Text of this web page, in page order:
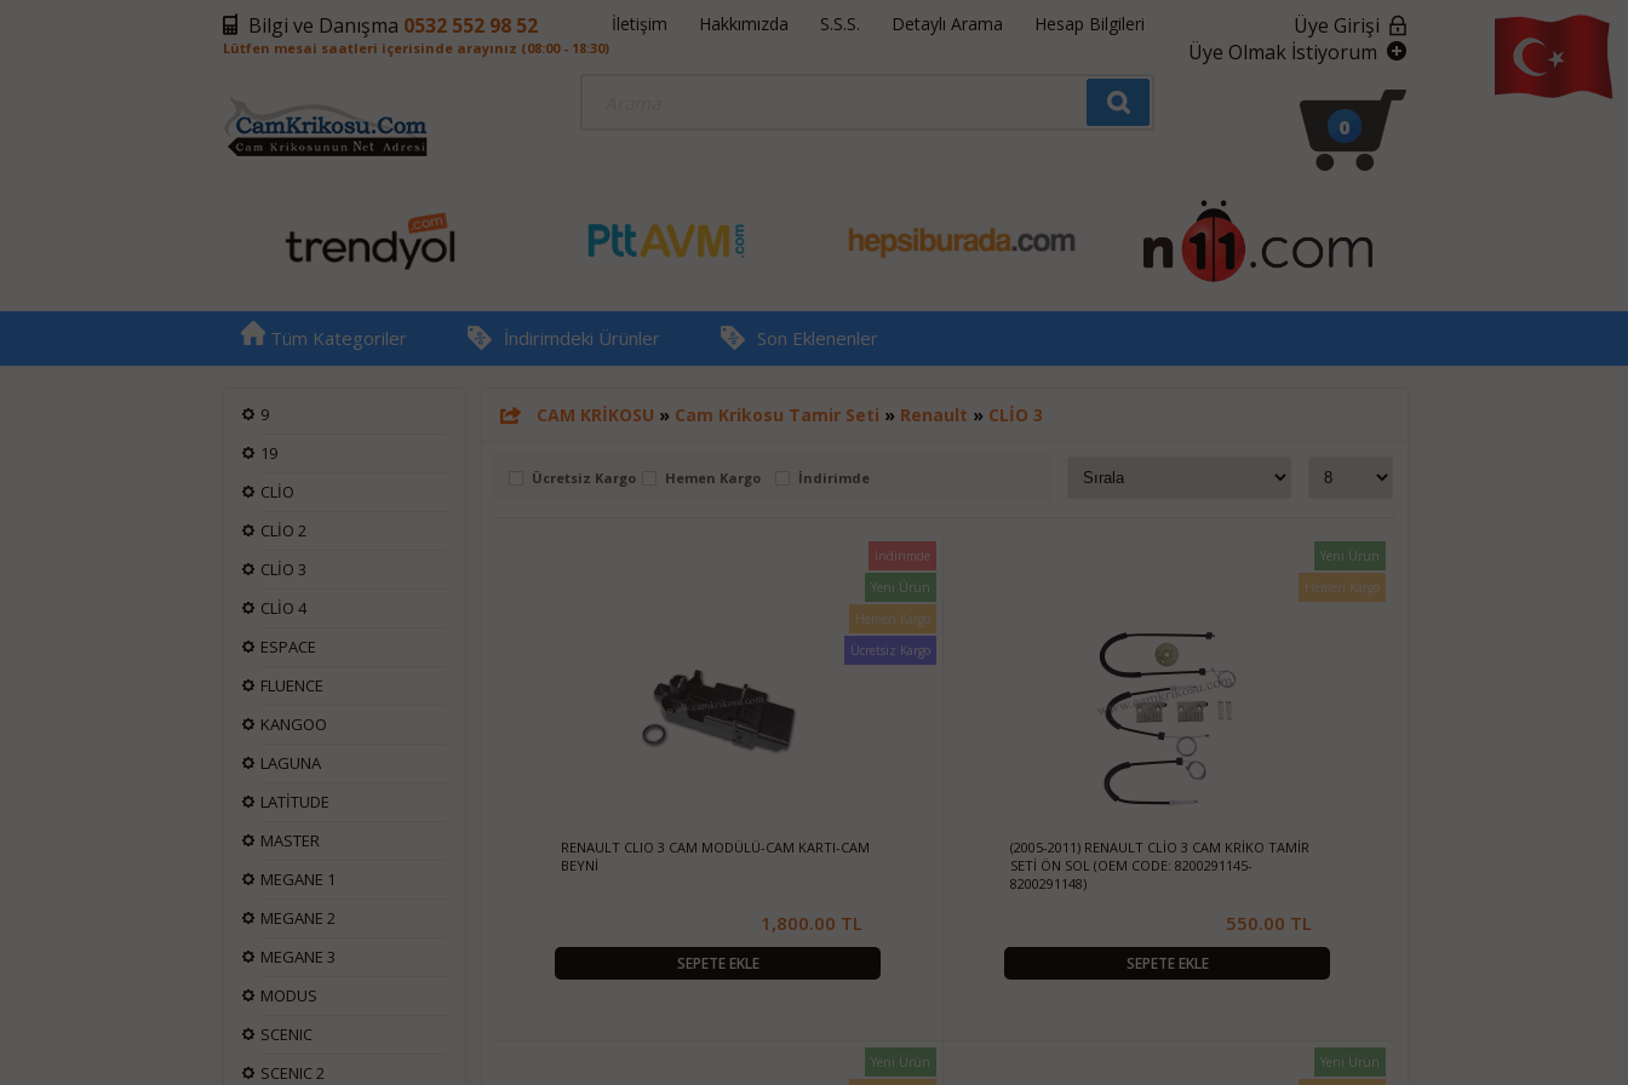
Bilgi ve Danışma 0532 552 98 52
Lütfen mesai saatleri içerisinde arayınız (08:00 - 18:30)
İletişim Hakkımızda S.S.S. Detaylı Arama Hesap Bilgileri
Üye Girişi
Üye Olmak İstiyorum
0
Tüm Kategoriler İndirimdeki Ürünler Son Eklenenler
9
19
CLİO
CLİO 2
CLİO 3
CLİO 4
ESPACE
FLUENCE
KANGOO
LAGUNA
LATİTUDE
MASTER
MEGANE 1
MEGANE 2
MEGANE 3
MODUS
SCENIC
SCENIC 2
CAM KRİKOSU » Cam Krikosu Tamir Seti » Renault » CLİO 3
Ücretsiz Kargo Hemen Kargo İndirimde
İndirimde
Yeni Ürün
Hemen Kargo
Ücretsiz Kargo
RENAULT CLIO 3 CAM MODÜLÜ-CAM KARTI-CAM
BEYNİ
1,800.00 TL
SEPETE EKLE
Yeni Ürün
Hemen Kargo
(2005-2011) RENAULT CLİO 3 CAM KRİKO TAMİR
SETİ ÖN SOL (OEM CODE: 8200291145-
8200291148)
550.00 TL
SEPETE EKLE
Yeni Ürün
Yeni Ürün